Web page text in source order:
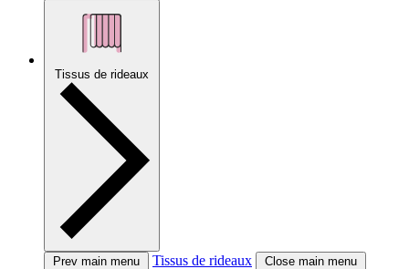
Tissus de rideaux
Prev main menu Tissus de rideaux Close main menu